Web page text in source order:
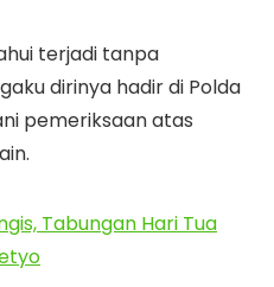
terjadi tanpa
dirinya hadir di Polda
pemeriksaan atas
Tabungan Hari Tua